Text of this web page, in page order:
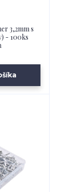
3,2mm s
- 100ks